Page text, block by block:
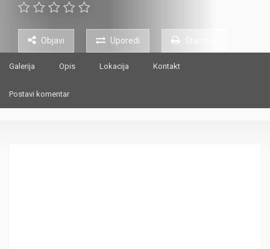
Objavi Uporedi
Galerija Opis Lokacija Kontakt
Postavi komentar